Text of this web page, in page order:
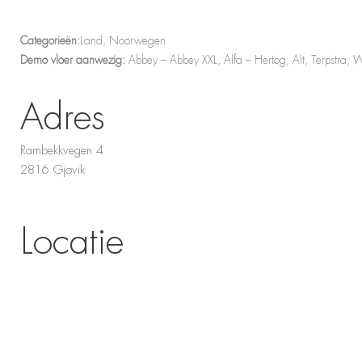
Categorieën: Land, Noorwegen
Demo vloer aanwezig: Abbey – Abbey XXL, Alfa – Hertog, Alt, Terpstra,
Adres
Rambekkvegen 4
2816 Gjøvik
Locatie